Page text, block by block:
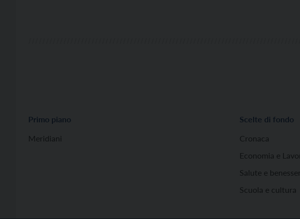
Primo piano
Meridiani
Scelte di fondo
Cronaca
Economia e
Salute e
Scuola e cultura